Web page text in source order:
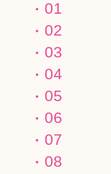
01
02
03
04
05
06
07
08